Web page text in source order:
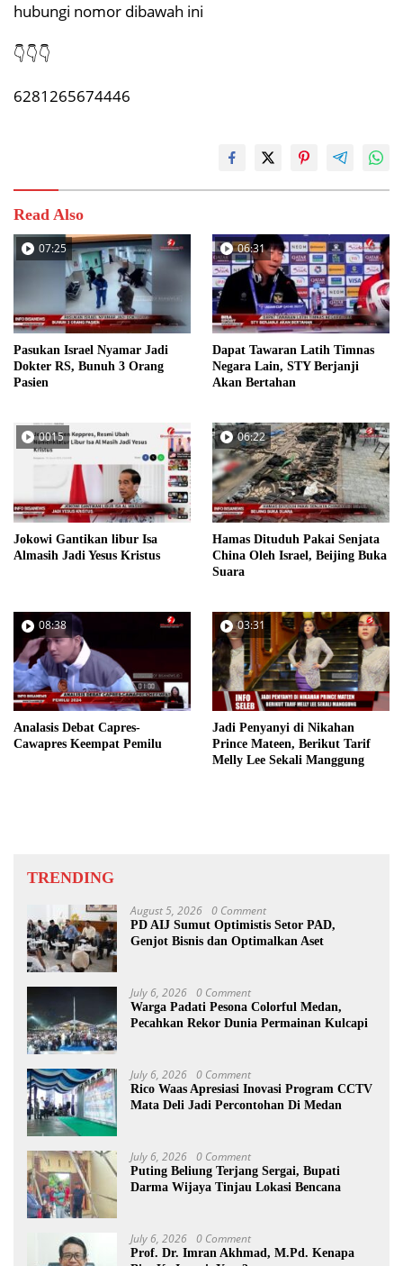
hubungi nomor dibawah ini
👇👇👇
6281265674446
Read Also
07:25
Pasukan Israel Nyamar Jadi
Dokter RS, Bunuh 3 Orang
Pasien
06:31
Dapat Tawaran Latih Timnas
Negara Lain, STY Berjanji
Akan Bertahan
0015
Jokowi Gantikan libur Isa
Almasih Jadi Yesus Kristus
06:22
Hamas Dituduh Pakai Senjata
China Oleh Israel, Beijing Buka
Suara
08:38
Analasis Debat Capres-
Cawapres Keempat Pemilu
03:31
Jadi Penyanyi di Nikahan
Prince Mateen, Berikut Tarif
Melly Lee Sekali Manggung
TRENDING
August 5, 2026 0 Comment
PD AIJ Sumut Optimistis Setor PAD,
Genjot Bisnis dan Optimalkan Aset
July 6, 2026 0 Comment
Warga Padati Pesona Colorful Medan,
Pecahkan Rekor Dunia Permainan Kulcapi
July 6, 2026 0 Comment
Rico Waas Apresiasi Inovasi Program CCTV
Mata Deli Jadi Percontohan Di Medan
July 6, 2026 0 Comment
Puting Beliung Terjang Sergai, Bupati
Darma Wijaya Tinjau Lokasi Bencana
July 6, 2026 0 Comment
Prof. Dr. Imran Akhmad, M.Pd. Kenapa